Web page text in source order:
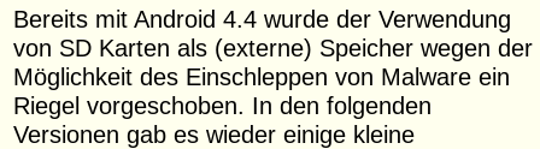
Bereits mit Android 4.4 wurde der Verwendung
von SD Karten als (externe) Speicher wegen der
Möglichkeit des Einschleppen von Malware ein
Riegel vorgeschoben. In den folgenden
Versionen gab es wieder einige kleine